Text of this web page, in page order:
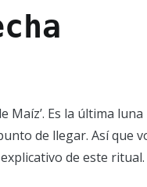
Maíz’. Es la última
de llegar. Así que
de este